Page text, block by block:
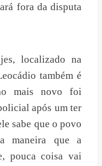
fora da disputa
localizado na
também é
mais novo foi
após um ter
sabe que o povo
maneira que a
pouca coisa vai